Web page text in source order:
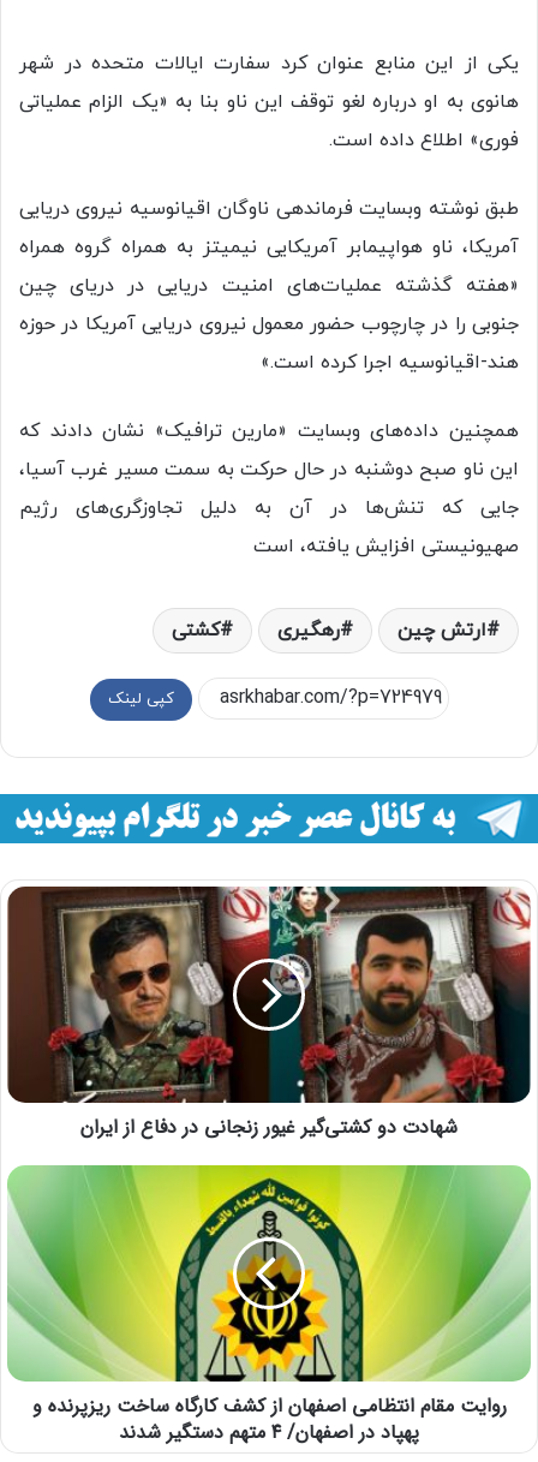
یکی از این منابع عنوان کرد سفارت ایالات متحده در شهر
هانوی به او درباره لغو توقف این ناو بنا به «یک الزام عملیاتی
فوری» اطلاع داده است.
طبق نوشته وبسایت فرماندهی ناوگان اقیانوسیه نیروی دریایی
آمریکا، ناو هواپیمابر آمریکایی نیمیتز به همراه گروه همراه
«هفته گذشته عملیات‌های امنیت دریایی در دریای چین
جنوبی را در چارچوب حضور معمول نیروی دریایی آمریکا در حوزه
هند-اقیانوسیه اجرا کرده است.»
همچنین داده‌های وبسایت «مارین ترافیک» نشان دادند که
این ناو صبح دوشنبه در حال حرکت به سمت مسیر غرب آسیا،
جایی که تنش‌ها در آن به دلیل تجاوزگری‌های رژیم
صهیونیستی افزایش یافته، است
ارتش چین رهگیری کشتی
کپی لینک
شهادت دو کشتی‌گیر غیور زنجانی در دفاع از ایران
روایت مقام انتظامی اصفهان از کشف کارگاه ساخت ریزپرنده و
پهپاد در اصفهان/ ۴ متهم دستگیر شدند